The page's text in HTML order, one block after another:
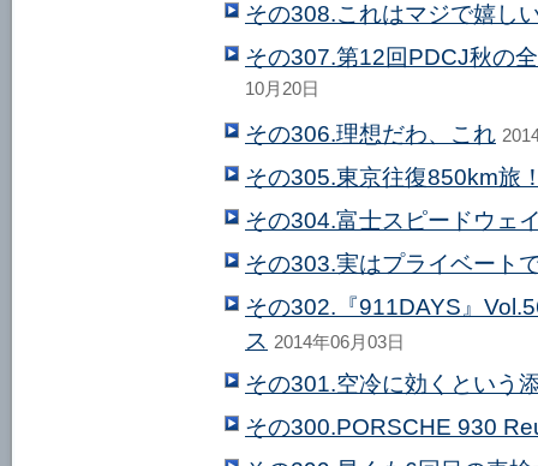
その308.これはマジで嬉し
その307.第12回PDCJ秋の
10月20日
その306.理想だわ、これ
その305.東京往復850km旅
その304.富士スピードウェ
その303.実はプライベート
その302.『911DAYS』
ス 2014年06月03日
その301.空冷に効くという
その300.PORSCHE 930